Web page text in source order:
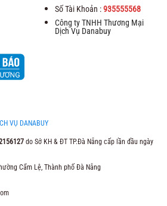
Số Tài Khoản :935555568
Công ty TNHH Thương Mại
Dịch Vụ Danabuy
VỤ DANABUY
do Sở KH & ĐT TP.Đà Nẵng cấp lần đầu ngày
Cẩm Lệ, Thành phố Đà Nẵng